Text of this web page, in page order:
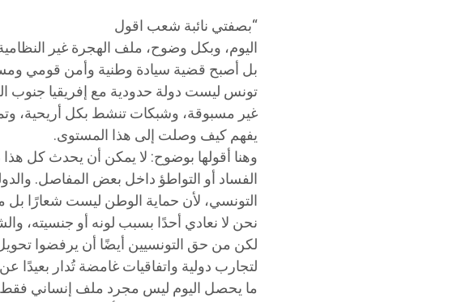
“بصفتي نائبة شعب اقول
اليوم، وبكل وضوح، ملف الهجرة غير
بل أصبح قضية سيادة وطنية وأمن قومي
تونس ليست دولة حدودية مع إفريقيا جنوب
غير مسبوقة، وشبكات تنشط بكل أريحية،
يفهم كيف وصلت إلى هذا المستوى.
وهنا أقولها بوضوح: لا يمكن أن يحدث كل
الفساد أو التواطؤ داخل بعض المفاصل.
التونسي، لأن حماية الوطن ليست شعارًا بل
نحن لا نعادي أحدًا بسبب لونه أو جنسيته،
لكن من حق التونسيين أيضًا أن يرفضوا
لتجارب دولية واتفاقيات غامضة تُدار بعيدًا
ما يحصل اليوم ليس مجرد ملف إنساني